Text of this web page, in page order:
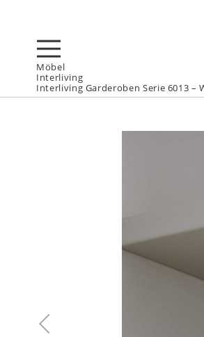
Möbel
Interliving
Interliving Garderoben Serie 6013 –